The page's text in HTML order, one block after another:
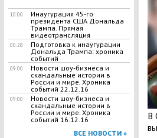
10:00
Инаугурация 45-го
президента США Дональда
Трампа. Прямая
видеотрансляция
00:28
Подготовка к инаугурации
Дональда Трампа: хроника
событий
09:00
Новости шоу-бизнеса и
скандальные истории в
России и мире. Хроника
событий 22.12.16
09:00
Новости шоу-бизнеса и
скандальные истории в
России и мире. Хроника
событий 16.12.16
ВСЕ НОВОСТИ »
В